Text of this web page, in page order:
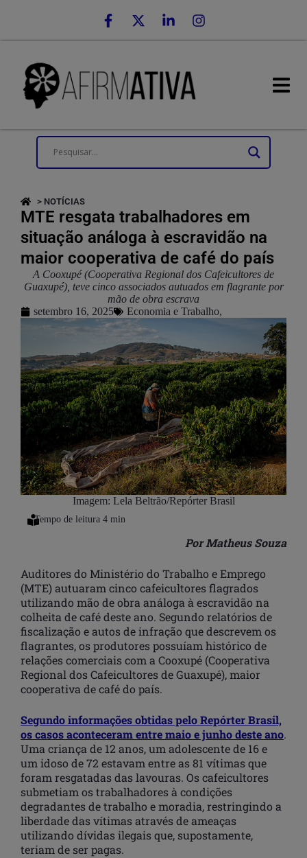
> NOTÍCIAS
MTE resgata trabalhadores em
situação análoga à escravidão na
maior cooperativa de café do país
A Cooxupé (Cooperativa Regional dos Cafeicultores de
Guaxupé), teve cinco associados autuados em flagrante por
mão de obra escrava
setembro 16, 2025
Economia e Trabalho,
Imagem: Lela Beltrão/Repórter Brasil
Por Matheus Souza
Auditores do Ministério do Trabalho e Emprego
(MTE) autuaram cinco cafeicultores flagrados
utilizando mão de obra análoga à escravidão na
colheita de café deste ano. Segundo relatórios de
fiscalização e autos de infração que descrevem os
flagrantes, os produtores possuíam histórico de
relações comerciais com a Cooxupé (Cooperativa
Regional dos Cafeicultores de Guaxupé), maior
cooperativa de café do país.
Segundo informações obtidas pelo Repórter Brasil,
os casos aconteceram entre maio e junho deste ano.
Uma criança de 12 anos, um adolescente de 16 e
um idoso de 72 estavam entre as 81 vítimas que
foram resgatadas das lavouras. Os cafeicultores
submetiam os trabalhadores à condições
degradantes de trabalho e moradia, restringindo a
liberdade das vítimas através de ameaças
utilizando dívidas ilegais que, supostamente,
teriam de ser pagas.